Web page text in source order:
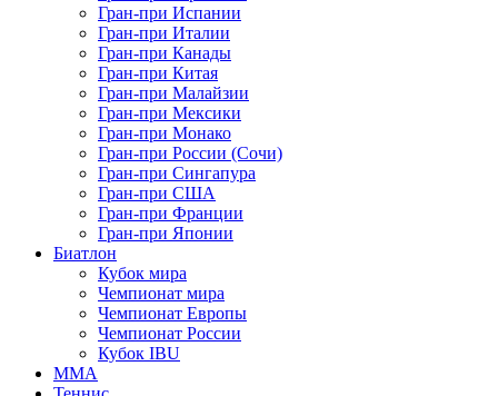
Гран-при Испании
Гран-при Италии
Гран-при Канады
Гран-при Китая
Гран-при Малайзии
Гран-при Мексики
Гран-при Монако
Гран-при России (Сочи)
Гран-при Сингапура
Гран-при США
Гран-при Франции
Гран-при Японии
Биатлон
Кубок мира
Чемпионат мира
Чемпионат Европы
Чемпионат России
Кубок IBU
MMA